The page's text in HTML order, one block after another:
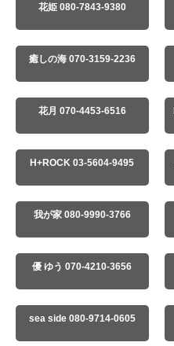
花姫 080-7843-9380
癒しの海 070-3159-2236
花月 070-4453-6516
H+ROCK 03-5604-9495
我が家 080-9990-3766
優 ゆう 070-4210-3656
sea side 080-9714-0605